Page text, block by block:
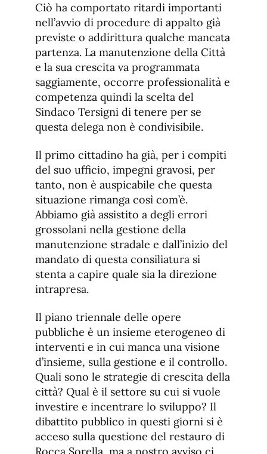
Ciò ha comportato ritardi importanti
nell’avvio di procedure di appalto già
previste o addirittura qualche mancata
partenza. La manutenzione della Città
e la sua crescita va programmata
saggiamente, occorre professionalità e
competenza quindi la scelta del
Sindaco Tersigni di tenere per se
questa delega non è condivisibile.
Il primo cittadino ha già, per i compiti
del suo ufficio, impegni gravosi, per
tanto, non è auspicabile che questa
situazione rimanga così com’è.
Abbiamo già assistito a degli errori
grossolani nella gestione della
manutenzione stradale e dall’inizio del
mandato di questa consiliatura si
stenta a capire quale sia la direzione
intrapresa.
Il piano triennale delle opere
pubbliche è un insieme eterogeneo di
interventi e in cui manca una visione
d’insieme, sulla gestione e il controllo.
Quali sono le strategie di crescita della
città? Qual è il settore su cui si vuole
investire e incentrare lo sviluppo? Il
dibattito pubblico in questi giorni si è
acceso sulla questione del restauro di